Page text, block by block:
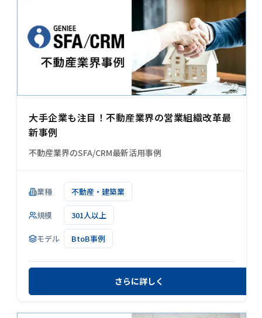
大手企業も注目！不動産業界の営業組織改革最
新事例
不動産業界のSFA/CRM最新活用事例
業種 不動産・建築業
規模 301人以上
モデル BtoB事例
さらに詳しく